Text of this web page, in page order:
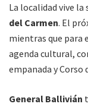
La localidad vive
del Carmen. El
mientras que para
agenda cultural,
empanada y Corso
General Ballivián